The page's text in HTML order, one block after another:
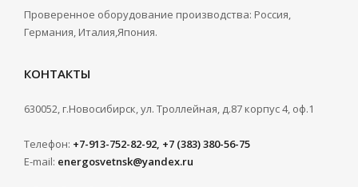
Проверенное оборудование производства: Россия,
Германия, Италия,Япония.
КОНТАКТЫ
630052, г.Новосибирск, ул. Троллейная, д.87 корпус 4, оф.1
Телефон: +7-913-752-82-92, +7 (383) 380-56-75
E-mail: energosvetnsk@yandex.ru